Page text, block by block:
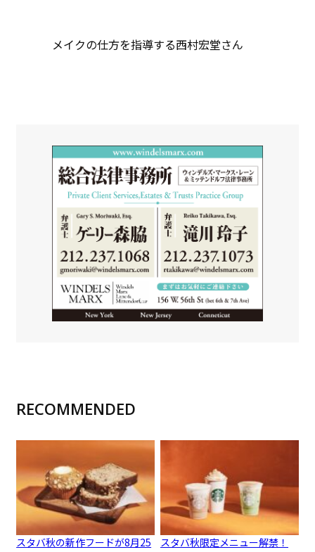
メイクの仕方を指導する西村宏堂さん
RECOMMENDED
スタバ秋の新作フードが8月25
スタバ秋限定メニュー解禁！